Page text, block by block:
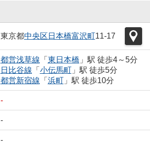
東京都中央区 日本橋富沢町11-17
都営浅草線 「 東日本橋 」駅 徒歩4～5分
日比谷線 「 小伝馬町」駅 徒歩5分
都営新宿線 「 浜町」駅 徒歩10分
-
-
-